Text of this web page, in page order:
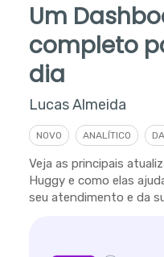
Um
completo
dia
Lucas Almeida
NOVO ANALÍTICO
Veja as principais
Huggy e como elas
seu atendimento e da